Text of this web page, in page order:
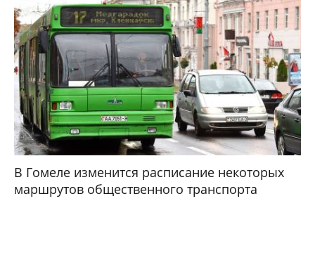
В Гомеле изменится расписание некоторых
маршрутов общественного транспорта